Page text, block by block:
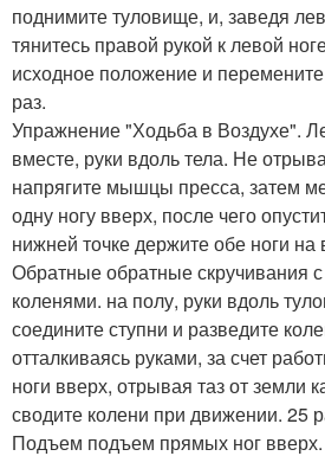
поднимите туловище, и, заведя
тянитесь правой рукой к левой
исходное положение и
раз.
Упражнение "Ходьба в Воздухе".
вместе, руки вдоль тела. Не
напрягите мышцы пресса, затем
одну ногу вверх, после чего
нижней точке держите обе ноги на
Обратные обратные скручивания
коленями. на полу, руки вдоль
соедините ступни и разведите
отталкиваясь руками, за счет
ноги вверх, отрывая таз от
сводите колени при движении. 25
Подъем подъем прямых ног вверх.